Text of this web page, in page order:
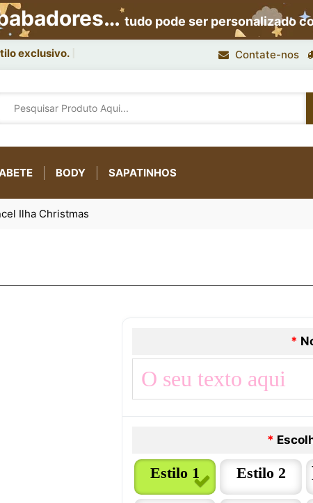
tudo pode ser personalizado
exclusivo. Contate-nos
BODY SAPATINHOS
Ilha Christmas
*
*
Estilo 1 Estilo 2